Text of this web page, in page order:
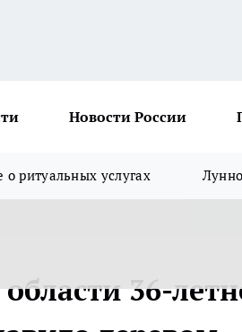
Новости России
о ритуальных услугах
36-